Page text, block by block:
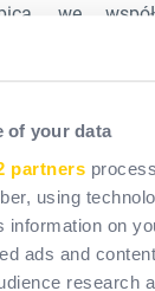
of your data
partners
using
information on
ads and
research
we
Maspica
wagi i
ochroną i
uwagę
podnosek,